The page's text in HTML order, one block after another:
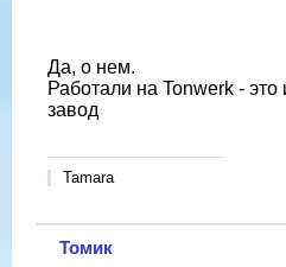
Да, о нем.
Работали на Tonwerk - это
завод
Tamara
Томик